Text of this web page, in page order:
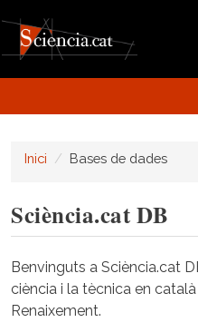
Inici Bases de dades
Sciència.cat DB
Benvinguts a Sciència.cat
ciència i la tècnica en
Renaixement.